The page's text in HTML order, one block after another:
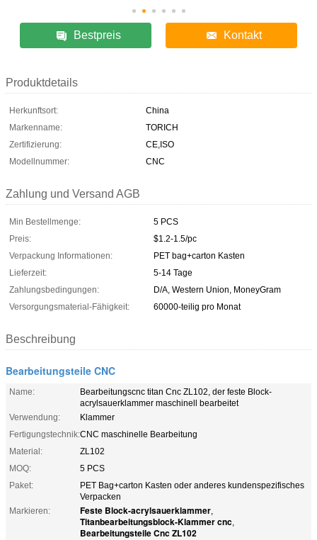
Bestpreis Kontakt
Produktdetails
Herkunftsort:
China
Markenname:
TORICH
Zertifizierung:
CE,ISO
Modellnummer:
CNC
Zahlung und Versand AGB
Min Bestellmenge:
5 PCS
Preis:
$1.2-1.5/pc
Verpackung Informationen:
PET bag+carton Kasten
Lieferzeit:
5-14 Tage
Zahlungsbedingungen:
D/A, Western Union, MoneyGram
Versorgungsmaterial-Fähigkeit:
60000-teilig pro Monat
Beschreibung
Bearbeitungsteile CNC
Name:
Bearbeitungscnc titan Cnc ZL102, der feste Block-
acrylsauerklammer maschinell bearbeitet
Verwendung:
Klammer
Fertigungstechnik:CNC maschinelle Bearbeitung
Material:
ZL102
MOQ:
5 PCS
Paket:
PET Bag+carton Kasten oder anderes kundenspezifisches
Verpacken
Markieren:
Feste Block-acrylsauerklammer,
Titanbearbeitungsblock-Klammer cnc,
Bearbeitungsteile Cnc ZL102